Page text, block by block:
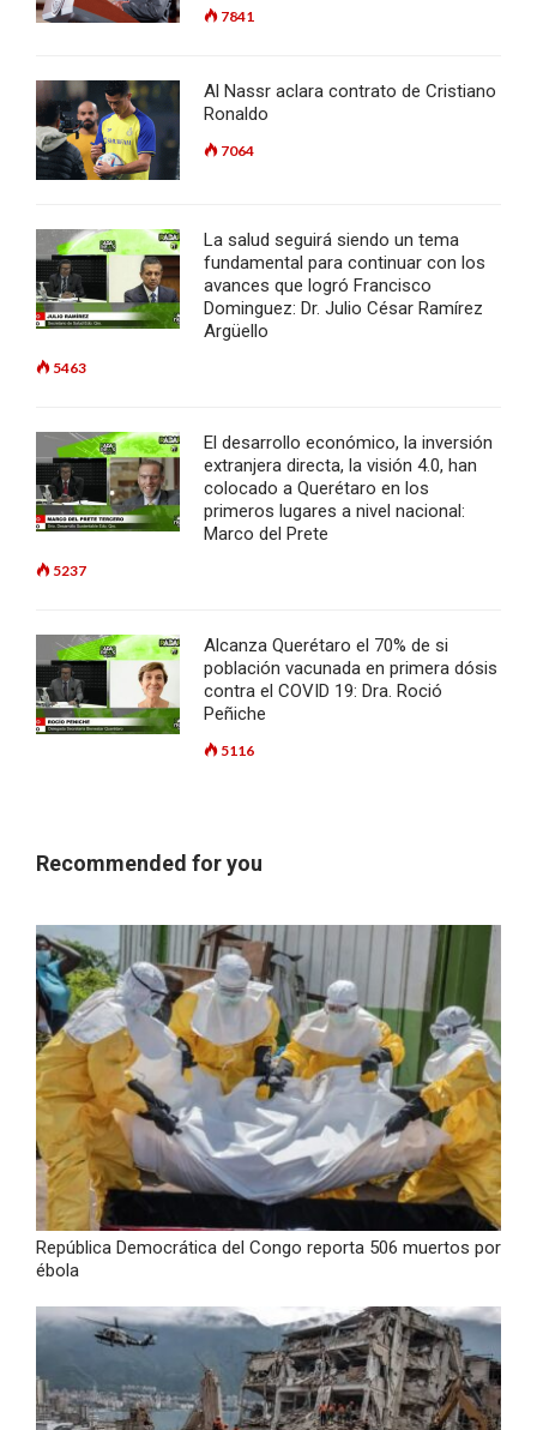
7841
Al Nassr aclara contrato de Cristiano
Ronaldo
7064
La salud seguirá siendo un tema
fundamental para continuar con los
avances que logró Francisco
Dominguez: Dr. Julio César Ramírez
Argüello
5463
El desarrollo económico, la inversión
extranjera directa, la visión 4.0, han
colocado a Querétaro en los
primeros lugares a nivel nacional:
Marco del Prete
5237
Alcanza Querétaro el 70% de si
población vacunada en primera dósis
contra el COVID 19: Dra. Roció
Peñiche
5116
Recommended for you
República Democrática del Congo reporta 506 muertos por
ébola